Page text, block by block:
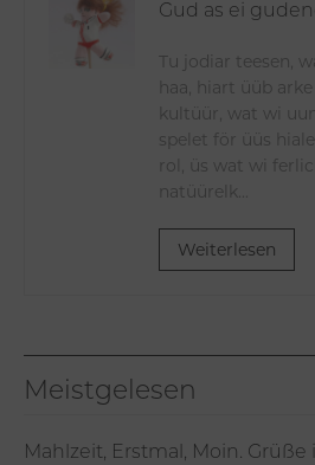
Gud as ei
Tu jodiar teesen,
haa, hiart üüb
kultüür, wat wi
spelet för üüs
rol, üs wat wi
natüürelk...
Weiterlesen
Meistgelesen
Mahlzeit, Erstmal, Moin.